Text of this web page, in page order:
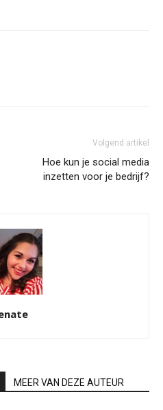
Volgend artikel
Hoe kun je social media
inzetten voor je bedrijf?
MEER VAN DEZE AUTEUR